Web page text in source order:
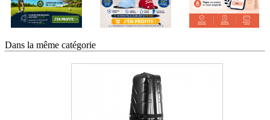
Dans la même catégorie